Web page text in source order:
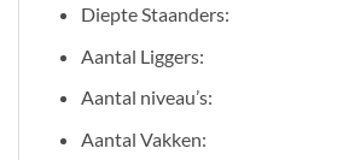
Diepte Staanders:
Aantal Liggers:
Aantal niveau’s:
Aantal Vakken: